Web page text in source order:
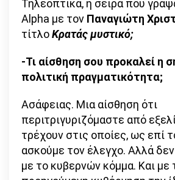
Τηλεοπτικά, η σειρά που
Alpha με τον Παναγιώτη
τίτλοΚρατάς μυστικό;
-Τι αίσθηση σου προκαλεί η
πολιτική πραγματικότητα;
Ασάφειας. Μια αίσθηση ότι
περιτριγυριζόμαστε από
τρέχουν στις οποίες, ως επί
ασκούμε τον έλεγχο. Αλλά δεν
με το κυβερνών κόμμα. Και με